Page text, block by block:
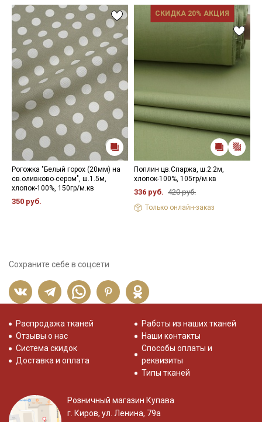
Рогожка "Белый горох (20мм) на
св.оливково-сером", ш.1.5м,
хлопок-100%, 150гр/м.кв
350 руб.
СКИДКА 20% АКЦИЯ
Поплин цв.Спаржа, ш.2.2м,
хлопок-100%, 105гр/м.кв
336 руб. 420 руб.
Только онлайн-заказ
Сохраните себе в соцсети
Распродажа тканей
Отзывы о нас
Система скидок
Доставка и оплата
Работы из наших тканей
Наши контакты
Способы оплаты и
реквизиты
Типы тканей
Розничный магазин Купава
г. Киров, ул. Ленина, 79а